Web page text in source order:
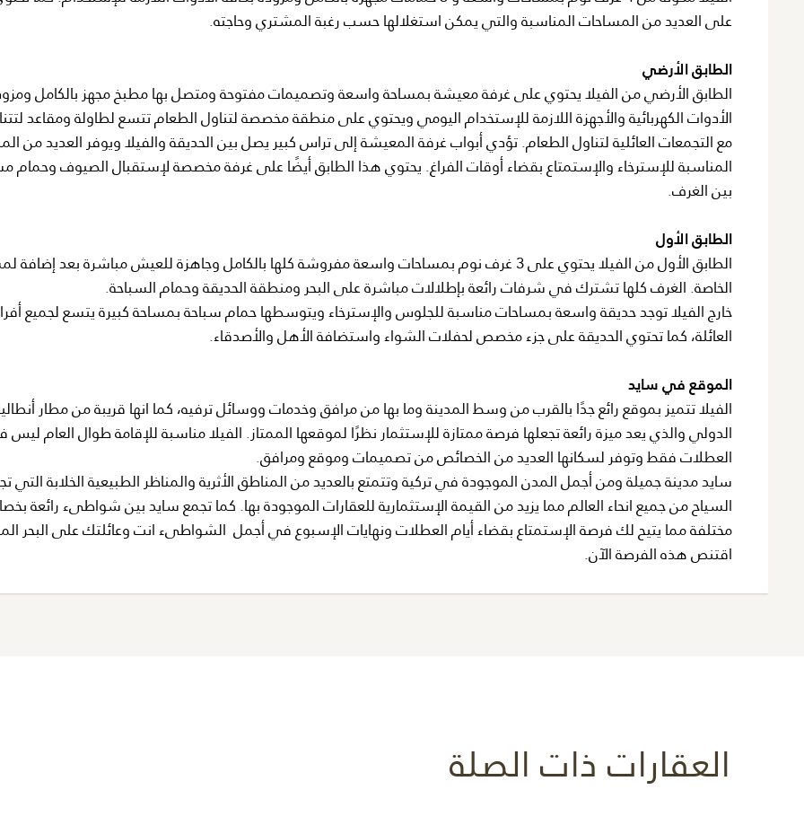
على العديد من المساحات المناسبة والتي يمكن استغلالها حسب رغبة المشتري وحاجته.
الطابق الأرضي
الطابق الأرضي من الفيلا يحتوي على غرفة معيشة بمساحة واسعة وتصميمات مفتوحة ومتصل بها مطبخ مجهز بالكامل
الأدوات الكهربائية والأجهزة اللازمة للإستخدام اليومي ويحتوي على منطقة مخصصة لتناول الطعام تتسع لطاولة ومقاعد
مع التجمعات العائلية لتناول الطعام. تؤدي أبواب غرفة المعيشة إلى تراس كبير يصل بين الحديقة والفيلا ويوفر العديد من
المناسبة للإسترخاء والإستمتاع بقضاء أوقات الفراغ. يحتوي هذا الطابق أيضًا على غرفة مخصصة لإستقبال الصيوف وحمام
بين الغرف.
الطابق الأول
الطابق الأول من الفيلا يحتوي على 3 غرف نوم بمساحات واسعة مفروشة كلها بالكامل وجاهزة للعيش مباشرة بعد
الخاصة. الغرف كلها تشترك في شرفات رائعة بإطلالات مباشرة على البحر ومنطقة الحديقة وحمام السباحة.
خارج الفيلا توجد حديقة واسعة بمساحات مناسبة للجلوس والإسترخاء ويتوسطها حمام سباحة بمساحة كبيرة يتسع لجميع
العائلة، كما تحتوي الحديقة على جزء مخصص لحفلات الشواء واستضافة الأهل والأصدقاء.
الموقع في سايد
الفيلا تتميز بموقع رائع جدًا بالقرب من وسط المدينة وما بها من مرافق وخدمات ووسائل ترفيه، كما انها قريبة من مطار
الدولي والذي يعد ميزة رائعة تجعلها فرصة ممتازة للإستثمار نظرًا لموقعها الممتاز. الفيلا مناسبة للإقامة طوال العام ليس
العطلات فقط وتوفر لسكانها العديد من الخصائص من تصميمات وموقع ومرافق.
سايد مدينة جميلة ومن أجمل المدن الموجودة في تركية وتتمتع بالعديد من المناطق الأثرية والمناظر الطبيعية الخلابة التي
السياح من جميع انحاء العالم مما يزيد من القيمة الإستثمارية للعقارات الموجودة بها. كما تجمع سايد بين شواطىء رائعة
مختلفة مما يتيح لك فرصة الإستمتاع بقضاء أيام العطلات ونهايات الإسبوع في أجمل الشواطىء انت وعائلتك على البحر
اقتنص هذه الفرصة الآن.
العقارات ذات الصلة